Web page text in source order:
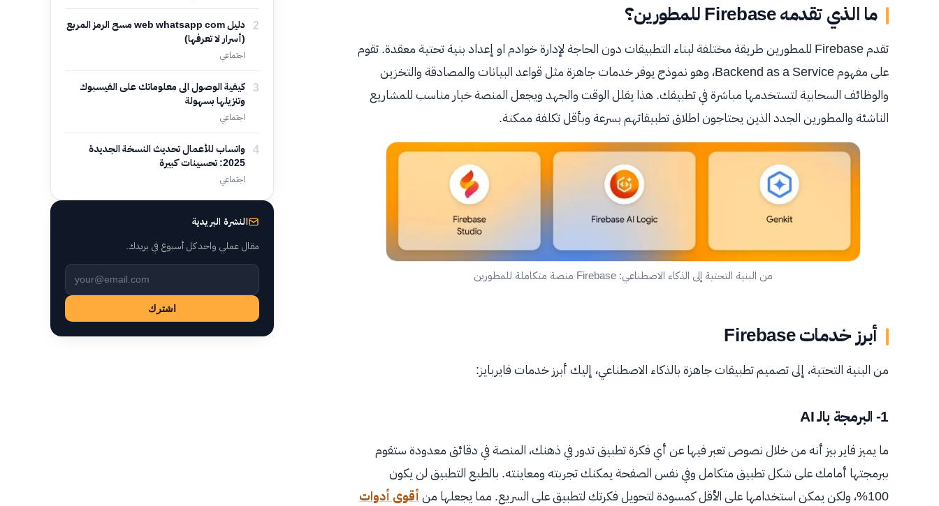
ما الذي تقدمه Firebase للمطورين؟
تقدم Firebase للمطورين طريقة مختلفة لبناء التطبيقات دون الحاجة لإدارة خوادم او إعداد بنية تحتية معقدة. تقوم
على مفهوم Backend as a Service، وهو نموذج يوفر خدمات جاهزة مثل قواعد البيانات والمصادقة والتخزين
والوظائف السحابية لتستخدمها مباشرة في تطبيقك. هذا يقلل الوقت والجهد ويجعل المنصة خيار مناسب للمشاريع
الناشئة والمطورين الجدد الذين يحتاجون اطلاق تطبيقاتهم بسرعة وبأقل تكلفة ممكنة.
من البنية التحتية إلى الذكاء الاصطناعي: Firebase منصة متكاملة للمطورين
أبرز خدمات Firebase
من البنية التحتية، إلى تصميم تطبيقات جاهزة بالذكاء الاصطناعي، إليك أبرز خدمات فايربايز:
1- البرمجة بالـ AI
ما يميز فاير بيز أنه من خلال نصوص تعبر فيها عن أي فكرة تطبيق تدور في ذهنك، المنصة في دقائق معدودة ستقوم
ببرمجتها أمامك على شكل تطبيق متكامل وفي نفس الصفحة يمكنك تجربته ومعاينته. بالطبع التطبيق لن يكون
100%، ولكن يمكن استخدامها على الأقل كمسودة لتحويل فكرتك لتطبيق على السريع. مما يجعلها من
أقوى أدوات
2
دليل web whatsapp com مسح الرمز المربع
(أسرار لا تعرفها)
اجتماعي
3 كيفية الوصول الى معلوماتك على الفيسبوك
وتنزيلها بسهولة
اجتماعي
4 واتساب للأعمال تحديث النسخة الجديدة
2025: تحسينات كبيرة
اجتماعي
النشرة البريدية
مقال عملي واحد كل أسبوع في بريدك.
اشترك